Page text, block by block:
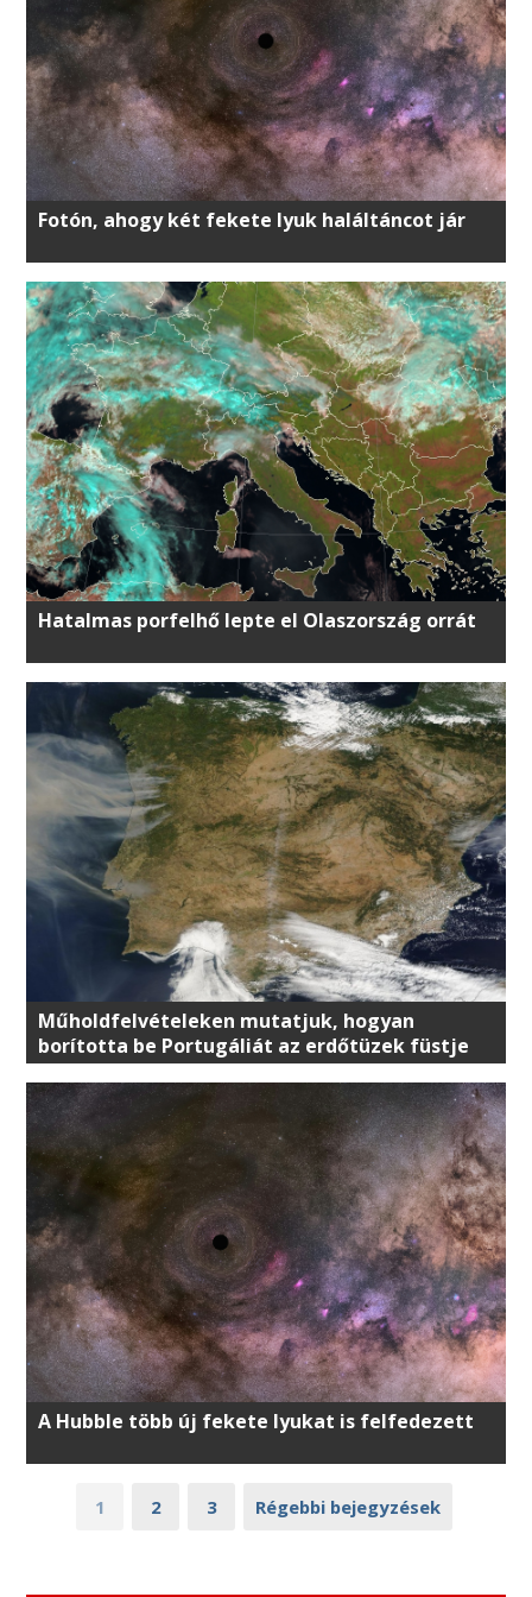
Fotón, ahogy két fekete lyuk haláltáncot jár
Hatalmas porfelhő lepte el Olaszország orrát
Műholdfelvételeken mutatjuk, hogyan
borította be Portugáliát az erdőtüzek füstje
A Hubble több új fekete lyukat is felfedezett
1 2 3 Régebbi bejegyzések